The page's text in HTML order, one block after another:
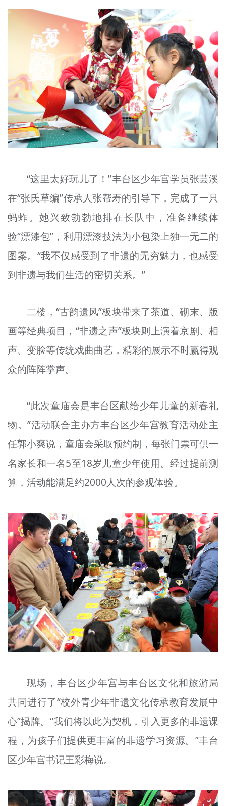
“这里太好玩儿了！”丰台区少年宫学员张芸溪
在“张氏草编”传承人张帮寿的引导下，完成了一只
蚂蚱。她兴致勃勃地排在长队中，准备继续体
验“漂漆包”，利用漂漆技法为小包染上独一无二的
图案。“我不仅感受到了非遗的无穷魅力，也感受
到非遗与我们生活的密切关系。”
二楼，“古韵遗风”板块带来了茶道、砌末、版
画等经典项目，“非遗之声”板块则上演着京剧、相
声、变脸等传统戏曲曲艺，精彩的展示不时赢得观
众的阵阵掌声。
“此次童庙会是丰台区献给少年儿童的新春礼
物。”活动联合主办方丰台区少年宫教育活动处主
任郭小爽说，童庙会采取预约制，每张门票可供一
名家长和一名5至18岁儿童少年使用。经过提前测
算，活动能满足约2000人次的参观体验。
现场，丰台区少年宫与丰台区文化和旅游局
共同进行了“校外青少年非遗文化传承教育发展中
心”揭牌。“我们将以此为契机，引入更多的非遗课
程，为孩子们提供更丰富的非遗学习资源。”丰台
区少年宫书记王彩梅说。